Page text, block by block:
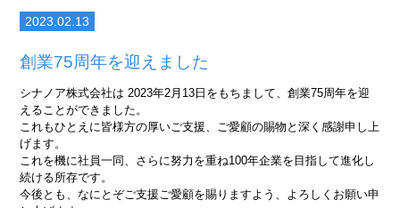
2023.02.13
創業75周年を迎えました
シナノア株式会社は 2023年2月13日をもちまして、創業75周年を迎
えることができました。
これもひとえに皆様方の厚いご支援、ご愛顧の賜物と深く感謝申し上
げます。
これを機に社員一同、さらに努力を重ね100年企業を目指して進化し
続ける所存です。
今後とも、なにとぞご支援ご愛顧を賜りますよう、よろしくお願い申